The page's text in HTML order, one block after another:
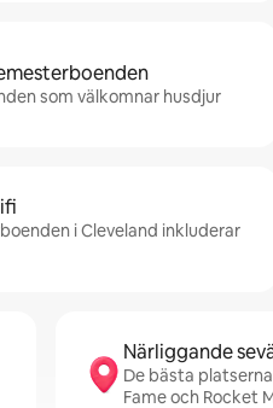
som välkomnar husdjur
i Cleveland inkluderar
Närliggande
De bästa
Fame och Rocket